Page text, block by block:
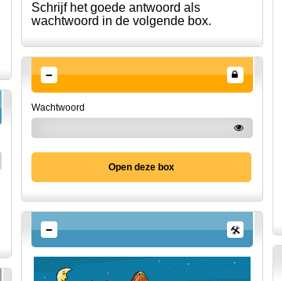
Schrijf het goede antwoord als
wachtwoord in de volgende box.
Wachtwoord
Open deze box